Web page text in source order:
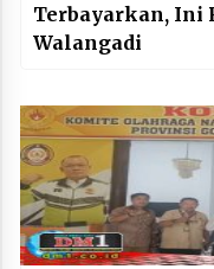
Terbayarkan, Ini
Walangadi